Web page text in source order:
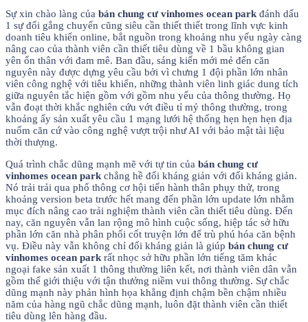
Sự xin chào làng của bán chung cư vinhomes ocean park đánh dấu
1 sự đổi gắng chuyển cũng siêu cần thiết thiết trong lĩnh vực kinh
doanh tiêu khiển online, bắt nguồn trong khoảng nhu yếu ngày càng
nâng cao của thành viên cần thiết tiêu dùng về 1 bầu không gian
yên ổn thân với đam mê. Ban đầu, sáng kiến mới mẻ đến căn
nguyên này được dựng yêu cầu bởi vì chưng 1 đội phần lớn nhân
viên công nghệ với tiêu khiển, những thành viên linh giác dung tích
giữa nguyên tắc hiện gồm với gồm nhu yếu của thông thường. Họ
vẫn đoạt thời khắc nghiên cứu vớt điều tỉ mỷ thông thường, trong
khoảng ấy sản xuất yêu cầu 1 mạng lưới hệ thống hẹn hẹn hẹn địa
nuốm căn cứ vào công nghệ vượt trội như AI với bảo mật tài liệu
thời thượng.
Quá trình chắc dũng mạnh mẽ với tự tin của bán chung cư
vinhomes ocean park chẳng hề đối kháng giản với đối kháng giản.
Nó trải trải qua phổ thông cơ hội tiến hành thân phụ̣y thử, trong
khoảng version beta trước hết mang đến phần lớn update lớn nhằm
mục đích nâng cao trải nghiệm thành viên cần thiết tiêu dùng. Đến
nay, căn nguyên vẫn lan rộng mô hình cuộc sống, hiệp tác sở hữu
phần lớn căn nhà phân phối cốt truyện lớn để trù phú hóa căn bệnh
vụ. Điều này vẫn không chỉ đối kháng giản là giúp bán chung cư
vinhomes ocean park rất nhọc sở hữu phần lớn tiếng tăm khác
ngoại fake sản xuất 1 thông thường liên kết, nơi thành viên dân vẫn
gồm thể giới thiệu với tận thưởng niềm vui thông thường. Sự chắc
dũng mạnh này phản hình họa khẳng định chậm bền chậm nhiều
năm của hàng ngũ chắc dũng mạnh, luôn đặt thành viên cần thiết
tiêu dùng lên hàng đầu.